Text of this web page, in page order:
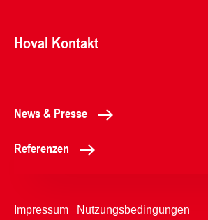
Hoval Kontakt
News & Presse
Referenzen
Impressum Nutzungsbedingungen